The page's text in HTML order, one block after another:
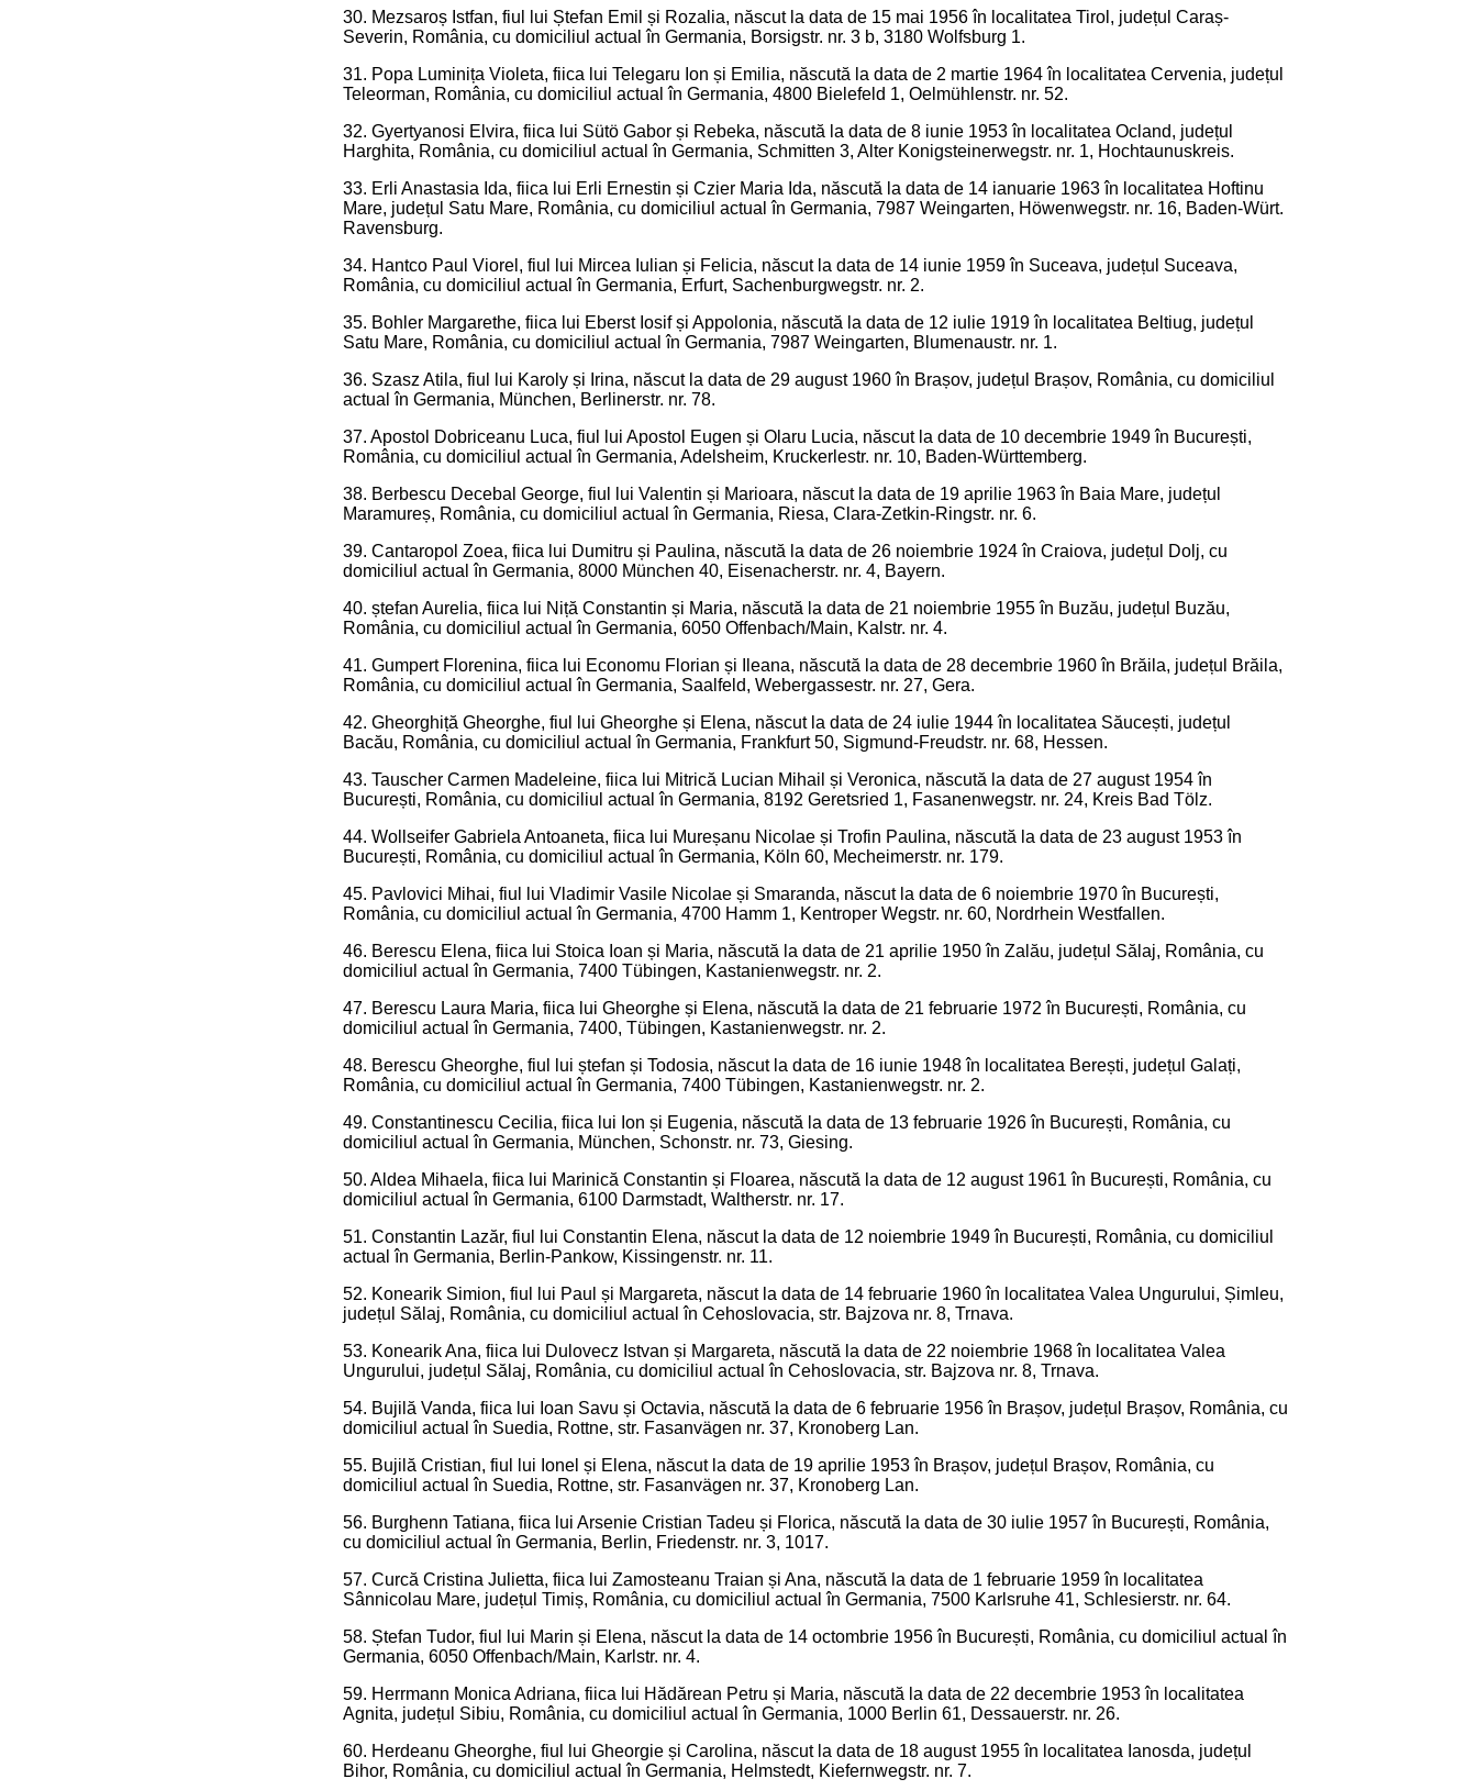
30. Mezsaroș Istfan, fiul lui Ștefan Emil și Rozalia, născut la data de 15 mai 1956 în localitatea Tirol, județul Caraș-
Severin, România, cu domiciliul actual în Germania, Borsigstr. nr. 3 b, 3180 Wolfsburg 1.
31. Popa Luminița Violeta, fiica lui Telegaru Ion și Emilia, născută la data de 2 martie 1964 în localitatea Cervenia, județul
Teleorman, România, cu domiciliul actual în Germania, 4800 Bielefeld 1, Oelmühlenstr. nr. 52.
32. Gyertyanosi Elvira, fiica lui Sütö Gabor și Rebeka, născută la data de 8 iunie 1953 în localitatea Ocland, județul
Harghita, România, cu domiciliul actual în Germania, Schmitten 3, Alter Konigsteinerwegstr. nr. 1, Hochtaunuskreis.
33. Erli Anastasia Ida, fiica lui Erli Ernestin și Czier Maria Ida, născută la data de 14 ianuarie 1963 în localitatea Hoftinu
Mare, județul Satu Mare, România, cu domiciliul actual în Germania, 7987 Weingarten, Höwenwegstr. nr. 16, Baden-Würt.
Ravensburg.
34. Hantco Paul Viorel, fiul lui Mircea Iulian și Felicia, născut la data de 14 iunie 1959 în Suceava, județul Suceava,
România, cu domiciliul actual în Germania, Erfurt, Sachenburgwegstr. nr. 2.
35. Bohler Margarethe, fiica lui Eberst Iosif și Appolonia, născută la data de 12 iulie 1919 în localitatea Beltiug, județul
Satu Mare, România, cu domiciliul actual în Germania, 7987 Weingarten, Blumenaustr. nr. 1.
36. Szasz Atila, fiul lui Karoly și Irina, născut la data de 29 august 1960 în Brașov, județul Brașov, România, cu domiciliul
actual în Germania, München, Berlinerstr. nr. 78.
37. Apostol Dobriceanu Luca, fiul lui Apostol Eugen și Olaru Lucia, născut la data de 10 decembrie 1949 în București,
România, cu domiciliul actual în Germania, Adelsheim, Kruckerlestr. nr. 10, Baden-Württemberg.
38. Berbescu Decebal George, fiul lui Valentin și Marioara, născut la data de 19 aprilie 1963 în Baia Mare, județul
Maramureș, România, cu domiciliul actual în Germania, Riesa, Clara-Zetkin-Ringstr. nr. 6.
39. Cantaropol Zoea, fiica lui Dumitru și Paulina, născută la data de 26 noiembrie 1924 în Craiova, județul Dolj, cu
domiciliul actual în Germania, 8000 München 40, Eisenacherstr. nr. 4, Bayern.
40. ștefan Aurelia, fiica lui Niță Constantin și Maria, născută la data de 21 noiembrie 1955 în Buzău, județul Buzău,
România, cu domiciliul actual în Germania, 6050 Offenbach/Main, Kalstr. nr. 4.
41. Gumpert Florenina, fiica lui Economu Florian și Ileana, născută la data de 28 decembrie 1960 în Brăila, județul Brăila,
România, cu domiciliul actual în Germania, Saalfeld, Webergassestr. nr. 27, Gera.
42. Gheorghiță Gheorghe, fiul lui Gheorghe și Elena, născut la data de 24 iulie 1944 în localitatea Săucești, județul
Bacău, România, cu domiciliul actual în Germania, Frankfurt 50, Sigmund-Freudstr. nr. 68, Hessen.
43. Tauscher Carmen Madeleine, fiica lui Mitrică Lucian Mihail și Veronica, născută la data de 27 august 1954 în
București, România, cu domiciliul actual în Germania, 8192 Geretsried 1, Fasanenwegstr. nr. 24, Kreis Bad Tölz.
44. Wollseifer Gabriela Antoaneta, fiica lui Mureșanu Nicolae și Trofin Paulina, născută la data de 23 august 1953 în
București, România, cu domiciliul actual în Germania, Köln 60, Mecheimerstr. nr. 179.
45. Pavlovici Mihai, fiul lui Vladimir Vasile Nicolae și Smaranda, născut la data de 6 noiembrie 1970 în București,
România, cu domiciliul actual în Germania, 4700 Hamm 1, Kentroper Wegstr. nr. 60, Nordrhein Westfallen.
46. Berescu Elena, fiica lui Stoica Ioan și Maria, născută la data de 21 aprilie 1950 în Zalău, județul Sălaj, România, cu
domiciliul actual în Germania, 7400 Tübingen, Kastanienwegstr. nr. 2.
47. Berescu Laura Maria, fiica lui Gheorghe și Elena, născută la data de 21 februarie 1972 în București, România, cu
domiciliul actual în Germania, 7400, Tübingen, Kastanienwegstr. nr. 2.
48. Berescu Gheorghe, fiul lui ștefan și Todosia, născut la data de 16 iunie 1948 în localitatea Berești, județul Galați,
România, cu domiciliul actual în Germania, 7400 Tübingen, Kastanienwegstr. nr. 2.
49. Constantinescu Cecilia, fiica lui Ion și Eugenia, născută la data de 13 februarie 1926 în București, România, cu
domiciliul actual în Germania, München, Schonstr. nr. 73, Giesing.
50. Aldea Mihaela, fiica lui Marinică Constantin și Floarea, născută la data de 12 august 1961 în București, România, cu
domiciliul actual în Germania, 6100 Darmstadt, Waltherstr. nr. 17.
51. Constantin Lazăr, fiul lui Constantin Elena, născut la data de 12 noiembrie 1949 în București, România, cu domiciliul
actual în Germania, Berlin-Pankow, Kissingenstr. nr. 11.
52. Konearik Simion, fiul lui Paul și Margareta, născut la data de 14 februarie 1960 în localitatea Valea Ungurului, Șimleu,
județul Sălaj, România, cu domiciliul actual în Cehoslovacia, str. Bajzova nr. 8, Trnava.
53. Konearik Ana, fiica lui Dulovecz Istvan și Margareta, născută la data de 22 noiembrie 1968 în localitatea Valea
Ungurului, județul Sălaj, România, cu domiciliul actual în Cehoslovacia, str. Bajzova nr. 8, Trnava.
54. Bujilă Vanda, fiica lui Ioan Savu și Octavia, născută la data de 6 februarie 1956 în Brașov, județul Brașov, România, cu
domiciliul actual în Suedia, Rottne, str. Fasanvägen nr. 37, Kronoberg Lan.
55. Bujilă Cristian, fiul lui Ionel și Elena, născut la data de 19 aprilie 1953 în Brașov, județul Brașov, România, cu
domiciliul actual în Suedia, Rottne, str. Fasanvägen nr. 37, Kronoberg Lan.
56. Burghenn Tatiana, fiica lui Arsenie Cristian Tadeu și Florica, născută la data de 30 iulie 1957 în București, România,
cu domiciliul actual în Germania, Berlin, Friedenstr. nr. 3, 1017.
57. Curcă Cristina Julietta, fiica lui Zamosteanu Traian și Ana, născută la data de 1 februarie 1959 în localitatea
Sânnicolau Mare, județul Timiș, România, cu domiciliul actual în Germania, 7500 Karlsruhe 41, Schlesierstr. nr. 64.
58. Ștefan Tudor, fiul lui Marin și Elena, născut la data de 14 octombrie 1956 în București, România, cu domiciliul actual în
Germania, 6050 Offenbach/Main, Karlstr. nr. 4.
59. Herrmann Monica Adriana, fiica lui Hădărean Petru și Maria, născută la data de 22 decembrie 1953 în localitatea
Agnita, județul Sibiu, România, cu domiciliul actual în Germania, 1000 Berlin 61, Dessauerstr. nr. 26.
60. Herdeanu Gheorghe, fiul lui Gheorgie și Carolina, născut la data de 18 august 1955 în localitatea Ianosda, județul
Bihor, România, cu domiciliul actual în Germania, Helmstedt, Kiefernwegstr. nr. 7.